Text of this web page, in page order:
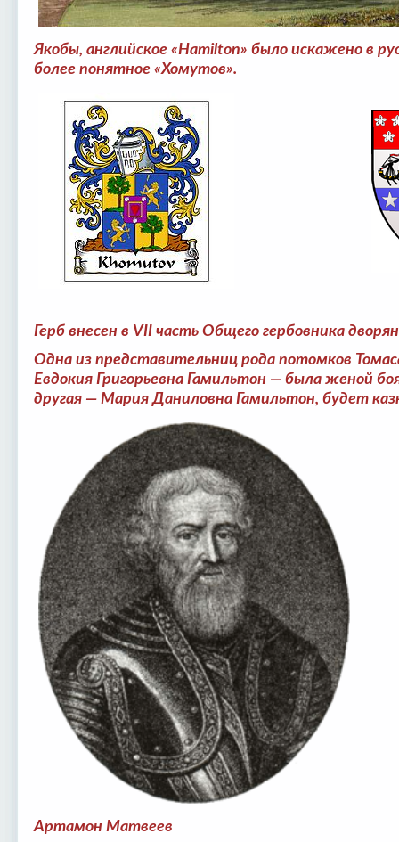
Якобы, английское «Hamilton» было искажено в
более понятное «Хомутов».
Герб внесен в VII часть Общего гербовника
Одна из представительниц рода потомков
Евдокия Григорьевна Гамильтон — была женой
другая — Мария Даниловна Гамильтон, будет
Артамон Матвеев